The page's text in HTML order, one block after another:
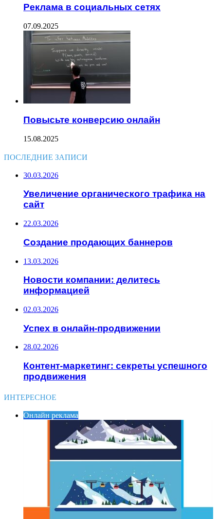
Реклама в социальных сетях
07.09.2025
Повысьте конверсию онлайн
15.08.2025
ПОСЛЕДНИЕ ЗАПИСИ
30.03.2026
Увеличение органического трафика на
сайт
22.03.2026
Создание продающих баннеров
13.03.2026
Новости компании: делитесь
информацией
02.03.2026
Успех в онлайн-продвижении
28.02.2026
Контент-маркетинг: секреты успешного
продвижения
ИНТЕРЕСНОЕ
Онлайн реклама